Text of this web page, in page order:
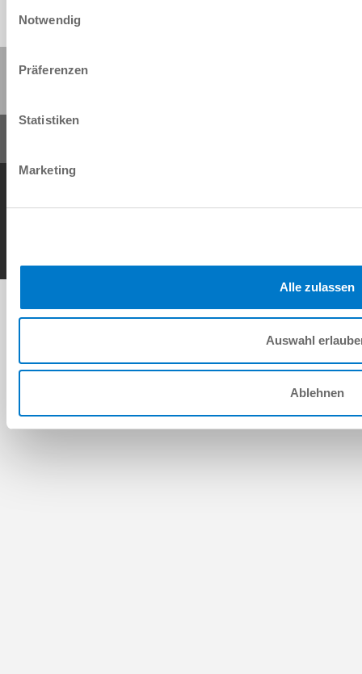
Notwendig
Präferenzen
Statistiken
Marketing
Alle zulassen
Auswahl
Ablehnen
Conditions générales de vente